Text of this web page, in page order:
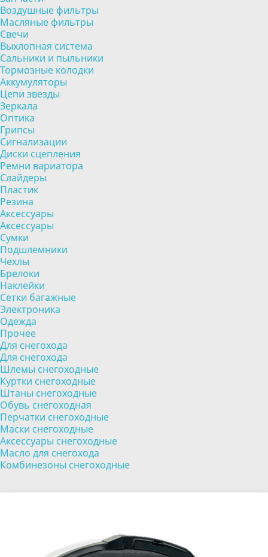
Воздушные фильтры
Масляные фильтры
Свечи
Выхлопная система
Сальники и пыльники
Тормозные колодки
Аккумуляторы
Цепи звезды
Зеркала
Оптика
Грипсы
Сигнализации
Диски сцепления
Ремни вариатора
Слайдеры
Пластик
Резина
Аксессуары
Аксессуары
Сумки
Подшлемники
Чехлы
Брелоки
Наклейки
Сетки багажные
Электроника
Одежда
Прочее
Для снегохода
Для снегохода
Шлемы снегоходные
Куртки снегоходные
Штаны снегоходные
Обувь снегоходная
Перчатки снегоходные
Маски снегоходные
Аксессуары снегоходные
Масло для снегохода
Комбинезоны снегоходные